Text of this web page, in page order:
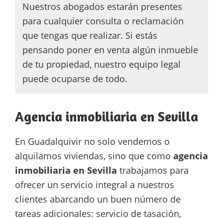
Nuestros abogados estarán presentes
para cualquier consulta o reclamación
que tengas que realizar. Si estás
pensando poner en venta algún inmueble
de tu propiedad, nuestro equipo legal
puede ocuparse de todo.
Agencia inmobiliaria en Sevilla
En Guadalquivir no solo vendemos o
alquilamos viviendas, sino que como agencia
inmobiliaria en Sevilla trabajamos para
ofrecer un servicio integral a nuestros
clientes abarcando un buen número de
tareas adicionales: servicio de tasación,